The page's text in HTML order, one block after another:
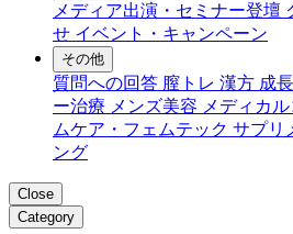
メディア出演・セミナー登壇
せ イベント・キャンペーン
その他
質問への回答 膣トレ 漢方 成
ー治療 メンズ美容 メディカ
ムケア・フェムテック サプリ
ング
Close
Category